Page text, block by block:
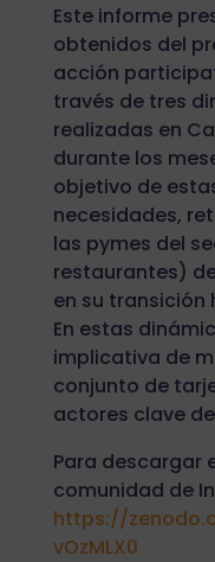
Este informe
obtenidos del
acción
través de tres
realizadas en
durante los
objetivo de
necesidades,
las pymes del
restaurantes)
en su
En estas
implicativa de
conjunto de
actores clave
Para descargar
comunidad de
https://
vOzMLX0